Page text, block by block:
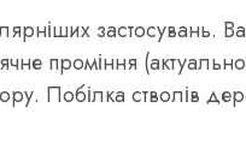
застосувань.
проміння
Побілка стволів